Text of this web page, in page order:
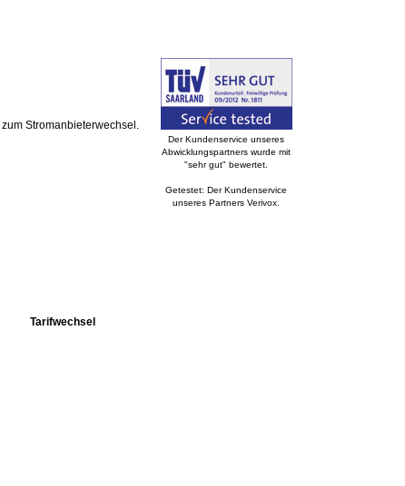
zum Stromanbieterwechsel.
Tarifwechsel
Der Kundenservice unseres
Abwicklungspartners wurde mit
"sehr gut" bewertet.
Getestet: Der Kundenservice
unseres Partners Verivox.